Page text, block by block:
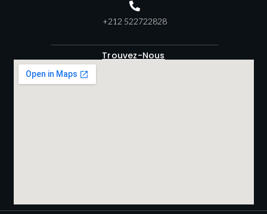
+212 522722828
Trouvez-Nous